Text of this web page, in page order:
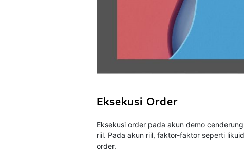
Eksekusi Order
Eksekusi order pada akun demo
riil. Pada akun riil, faktor-faktor seperti
order.